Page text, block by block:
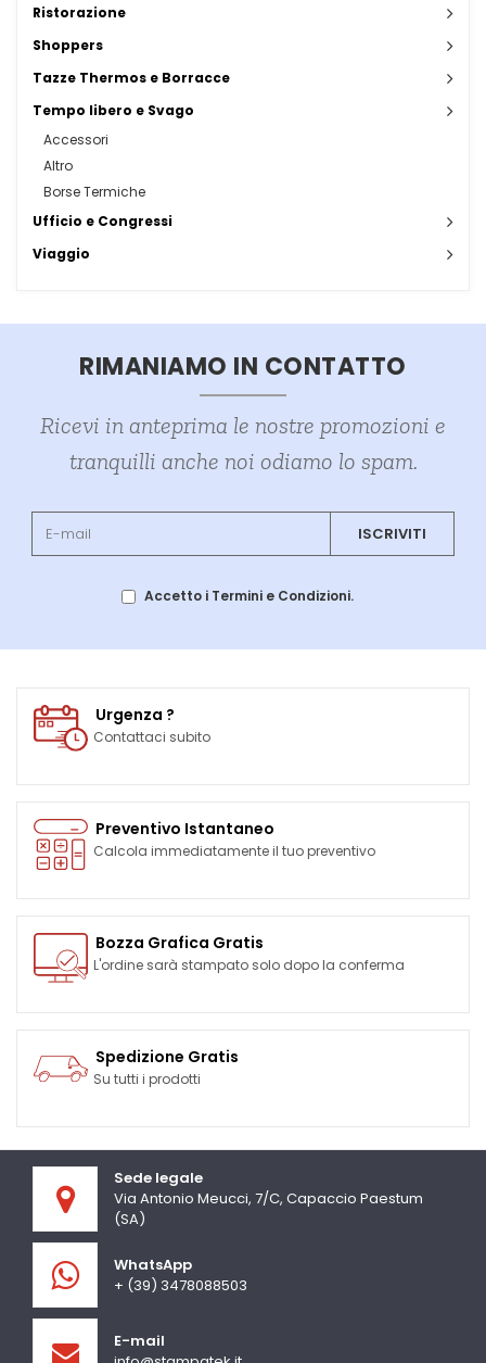
Ristorazione
Shoppers
Tazze Thermos e Borracce
Tempo libero e Svago
Accessori
Altro
Borse Termiche
Ufficio e Congressi
Viaggio
RIMANIAMO IN CONTATTO
Ricevi in anteprima le nostre promozioni e
tranquilli anche noi odiamo lo spam.
ISCRIVITI
Accetto i Termini e Condizioni.
Urgenza ?
Contattaci subito
Preventivo Istantaneo
Calcola immediatamente il tuo preventivo
Bozza Grafica Gratis
L'ordine sarà stampato solo dopo la conferma
Spedizione Gratis
Su tutti i prodotti
Sede legale
Via Antonio Meucci, 7/C, Capaccio Paestum
(SA)
WhatsApp
+ (39) 3478088503
E-mail